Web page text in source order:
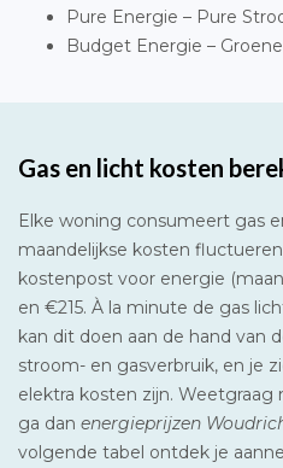
Pure Energie – Pure
Budget Energie –
Gas en licht kosten
Elke woning consumeert gas
maandelijkse kosten
kostenpost voor energie
en €215. À la minute de gas
kan dit doen aan de hand van
stroom- en gasverbruik, en je
elektra kosten zijn. Weetgraag
ga dan energieprijzen
volgende tabel ontdek je